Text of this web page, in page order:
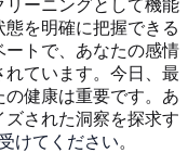
ーニングとして機能
を明確に把握できる
ートで、あなたの感情
れています。今日、最
健康は重要です。あ
された洞察を探求す
けてください。